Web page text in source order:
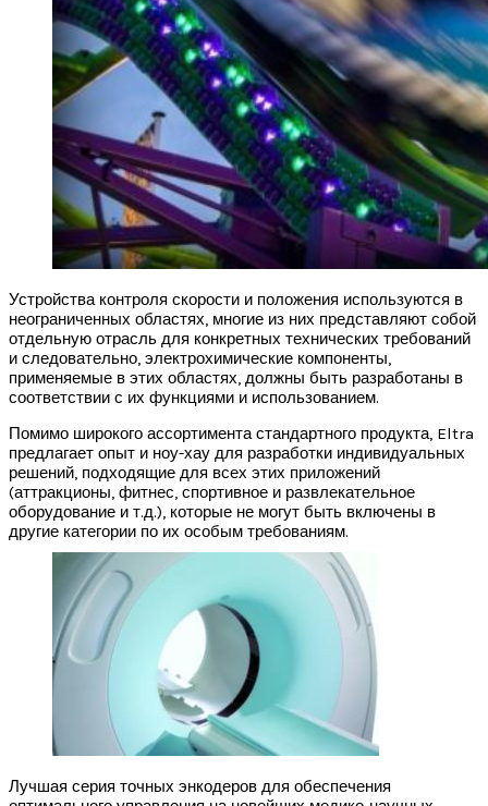
Устройства контроля скорости и положения используются в
неограниченных областях, многие из них представляют собой
отдельную отрасль для конкретных технических требований
и следовательно, электрохимические компоненты,
применяемые в этих областях, должны быть разработаны в
соответствии с их функциями и использованием.
Помимо широкого ассортимента стандартного продукта, Eltra
предлагает опыт и ноу-хау для разработки индивидуальных
решений, подходящие для всех этих приложений
(аттракционы, фитнес, спортивное и развлекательное
оборудование и т.д.), которые не могут быть включены в
другие категории по их особым требованиям.
Лучшая серия точных энкодеров для обеспечения